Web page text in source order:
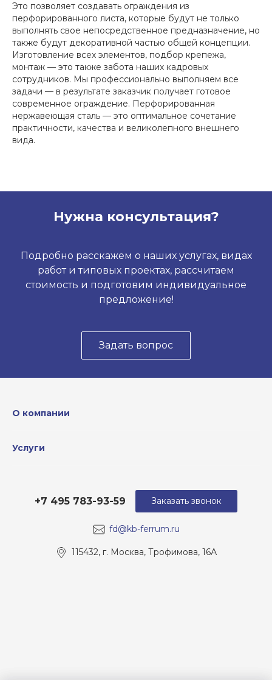
Это позволяет создавать ограждения из
перфорированного листа, которые будут не только
выполнять свое непосредственное предназначение, но
также будут декоративной частью общей концепции.
Изготовление всех элементов, подбор крепежа,
монтаж — это также забота наших кадровых
сотрудников. Мы профессионально выполняем все
задачи — в результате заказчик получает готовое
современное ограждение. Перфорированная
нержавеющая сталь — это оптимальное сочетание
практичности, качества и великолепного внешнего
вида.
Нужна консультация?
Подробно расскажем о наших услугах, видах
работ и типовых проектах, рассчитаем
стоимость и подготовим индивидуальное
предложение!
Задать вопрос
О компании
Услуги
fd@kb-ferrum.ru
+7 495 783-93-59
115432, г. Москва, Трофимова, 16А
Заказать звонок